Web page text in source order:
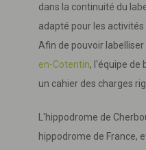
dans la continuité du
adapté pour les
Afin de pouvoir labelliser
en-Cotentin, l'équipe de
un cahier des charges
L'hippodrome de
hippodrome de France,